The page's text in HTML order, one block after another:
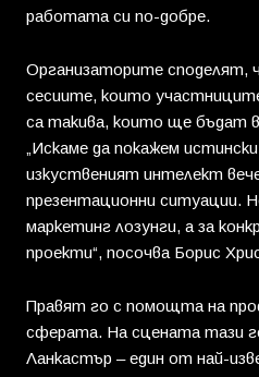
работата си по-добре.
Организаторите споделят,
сесиите, които
са такива, които ще бъдат
„Искаме да покажем
изкуственият интелект
презентационни ситуации.
маркетинг лозунги, а за
проекти“, посочва Борис
Правят го с помощта на
сферата. На сцената тази
Ланкастър – един от най-